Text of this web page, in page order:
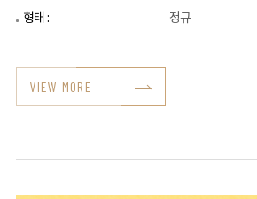
형태 :
정규
VIEW MORE